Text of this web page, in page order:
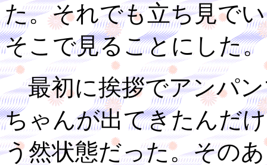
た。それでも立ち見で
そこで見ることにした。
最初に挨拶でアンパン
ちゃんが出てきたんだ
う然状態だった。その